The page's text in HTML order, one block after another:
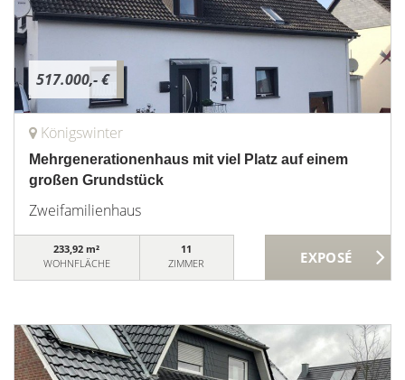
517.000,- €
Königswinter
Mehrgenerationenhaus mit viel Platz auf einem
großen Grundstück
Zweifamilienhaus
233,92 m²
WOHNFLÄCHE
11
ZIMMER